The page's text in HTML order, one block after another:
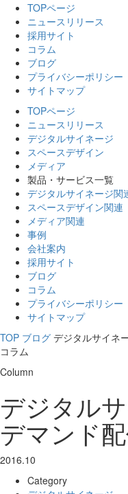
TOPページ
ニュースリリース
採用サイト
コラム
ブログ
プライバシーポリシー
サイトマップ
TOPページ
ニュースリリース
デジタルサイネージ
スペースデザイン
メディア
製品・サービス一覧
デジタルサイネージ関
スペースデザイン関連
メディア関連
事例
会社案内
採用サイト
ブログ
コラム
プライバシーポリシー
サイトマップ
TOP ブログ デジタルサイネ
コラム
Column
デジタル
デマンド
2016.10
Category